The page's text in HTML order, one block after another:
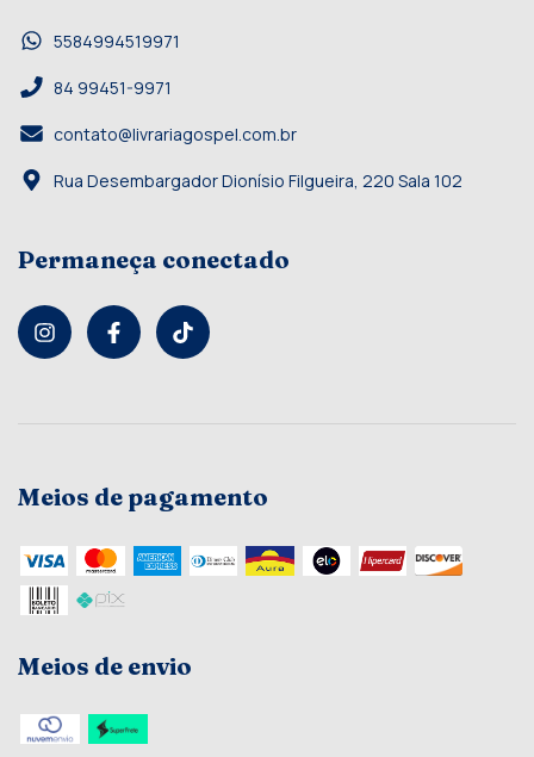
5584994519971
84 99451-9971
contato@livrariagospel.com.br
Rua Desembargador Dionísio Filgueira, 220 Sala 102
Permaneça conectado
Meios de pagamento
Meios de envio